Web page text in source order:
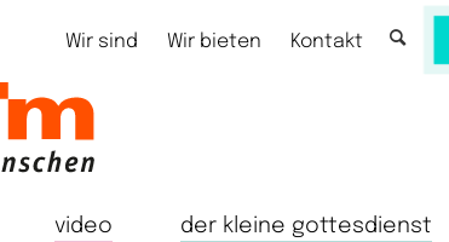
Wir sind Wir bieten Kontakt
video der kleine gottesdienst